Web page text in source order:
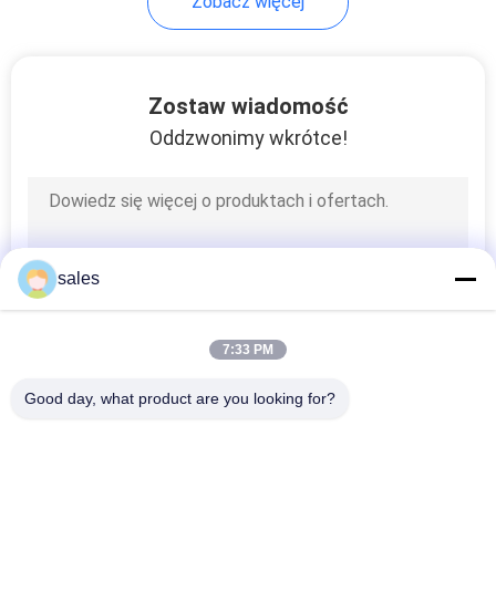
Zostaw wiadomość
Oddzwonimy wkrótce!
sales
7:33 PM
Good day, what product are you looking for?